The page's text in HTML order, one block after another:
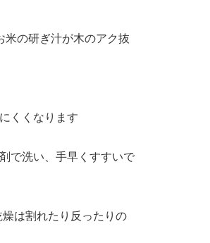
米の研ぎ汁が木のアク抜
くくなります
で洗い、手早くすすいで
は割れたり反ったりの